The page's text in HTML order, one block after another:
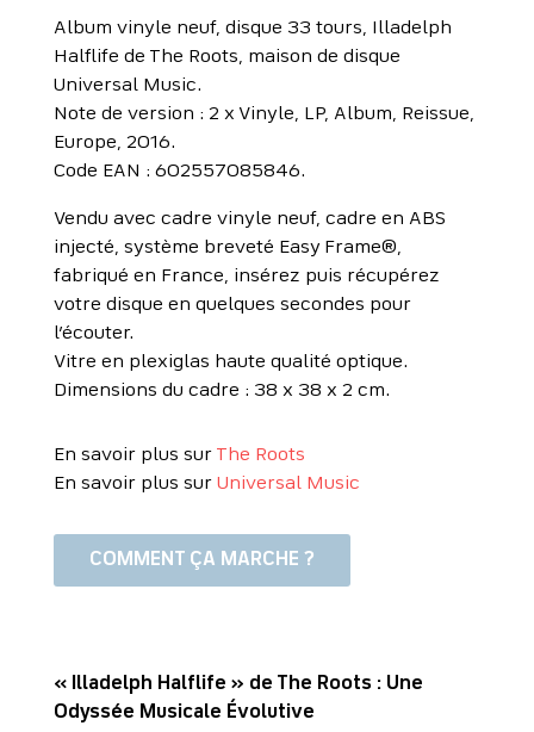
Album vinyle neuf, disque 33 tours, Illadelph
Halflife de The Roots, maison de disque
Universal Music.
Note de version : 2 x Vinyle, LP, Album, Reissue,
Europe, 2016.
Code EAN : 602557085846.
Vendu avec cadre vinyle neuf, cadre en ABS
injecté, système breveté Easy Frame®,
fabriqué en France, insérez puis récupérez
votre disque en quelques secondes pour
l’écouter.
Vitre en plexiglas haute qualité optique.
Dimensions du cadre : 38 x 38 x 2 cm.
En savoir plus sur The Roots
En savoir plus sur Universal Music
COMMENT ÇA MARCHE ?
« Illadelph Halflife » de The Roots : Une
Odyssée Musicale Évolutive